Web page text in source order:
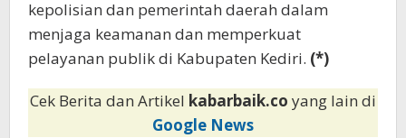
kepolisian dan pemerintah daerah dalam
menjaga keamanan dan memperkuat
pelayanan publik di Kabupaten Kediri. (*)
Cek Berita dan Artikel kabarbaik.co yang lain di
Google News